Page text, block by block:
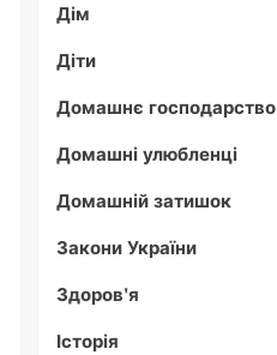
Дім
Діти
Домашнє господарство
Домашні улюбленці
Домашній затишок
Закони України
Здоров'я
Історія